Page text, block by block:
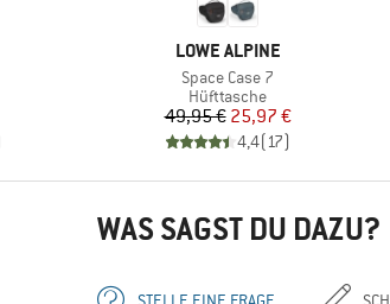
MARKE
LOWE ALPINE
Artikel
Space Case 7
Produktgruppe
Hüfttasche
Preis
49,95 €reduzierter Preis
25,97 €
4,4(17)
WAS SAGST DU DAZU?